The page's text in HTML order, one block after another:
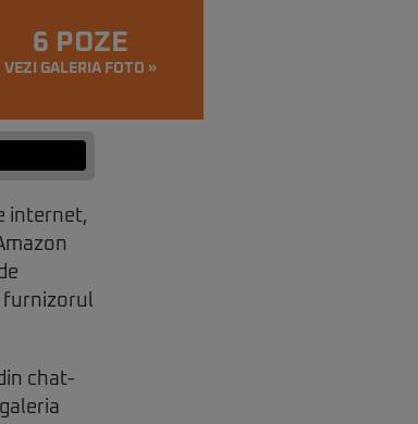
6 POZE
VEZI GALERIA FOTO »
internet,
furnizorul
chat-